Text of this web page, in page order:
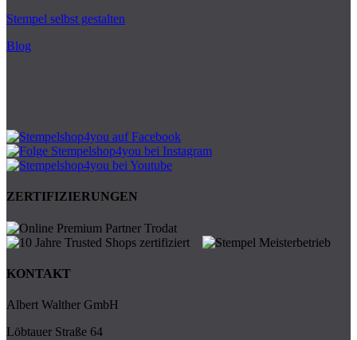
Stempel selbst gestalten
Blog
ZERTIFIZIERUNGEN
KONTAKT
Albert Walther GmbH
Löbtauer Straße 64